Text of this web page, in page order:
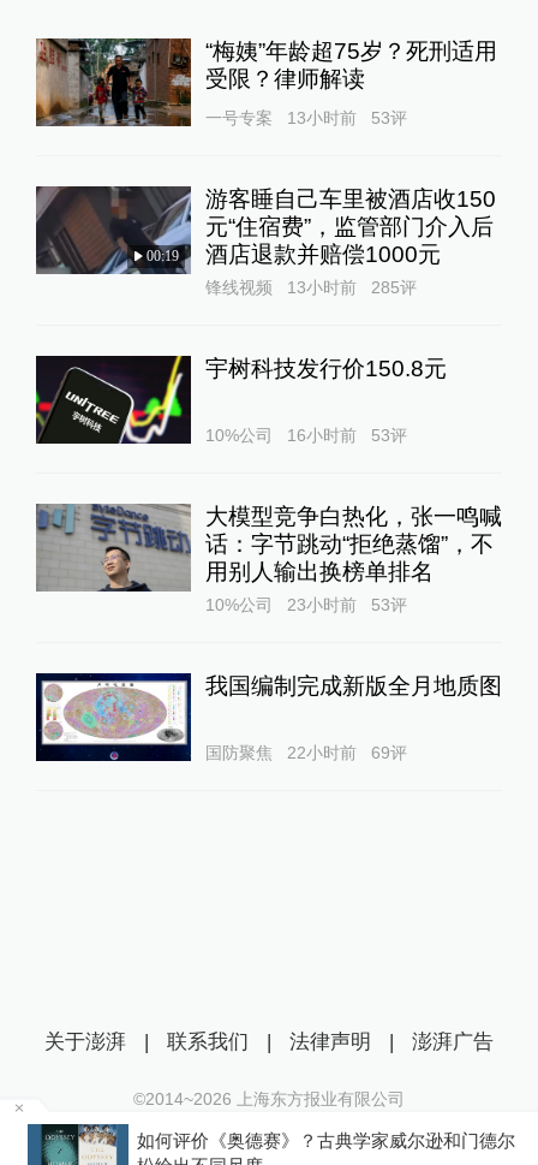
“梅姨”年龄超75岁？死刑适用
受限？律师解读
一号专案 13小时前 53评
00:19
游客睡自己车里被酒店收150
元“住宿费”，监管部门介入后
酒店退款并赔偿1000元
锋线视频 13小时前 285评
宇树科技发行价150.8元
10%公司 16小时前 53评
大模型竞争白热化，张一鸣喊
话：字节跳动“拒绝蒸馏”，不
用别人输出换榜单排名
10%公司 23小时前 53评
我国编制完成新版全月地质图
国防聚焦 22小时前 69评
如何评价《奥德赛》？古典学家威尔逊和门德尔
关于澎湃 | 联系我们 | 法律声明 | 澎湃广告
©2014~2026 上海东方报业有限公司
沪ICP证：沪B2-20170116 | 沪ICP备14003370号
互联网新闻信息服务许可证：31120170006